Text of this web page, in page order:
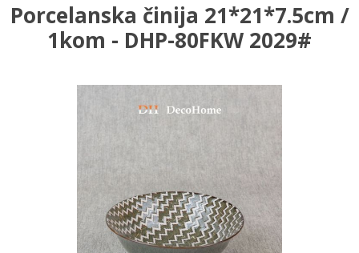
Porcelanska činija 21*21*7.5cm /
1kom - DHP-80FKW 2029#